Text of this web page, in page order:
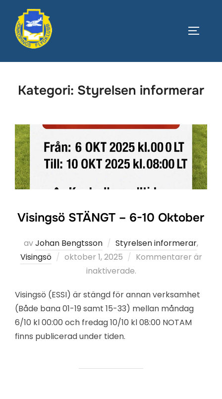
innehåll
SLÅ
Kategori: Styrelsen informerar
Visingsö STÄNGT – 6-10 Oktober
avJohan Bengtsson Styrelsen informerar,
Visingsö
Publicerat
oktober 1, 2025
Kommentarer är
inaktiverade.
Visingsö (ESSI) är stängd för annan verksamhet
(Både bana 01-19 samt 15-33) mellan måndag
6/10 kl 00:00 och fredag 10/10 kl 08:00 NOTAM
finns publicerad under tiden.